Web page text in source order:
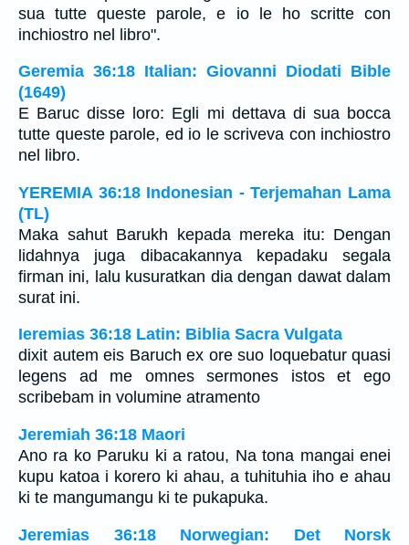
sua tutte queste parole, e io le ho scritte con
inchiostro nel libro".
Geremia 36:18 Italian: Giovanni Diodati Bible
(1649)
E Baruc disse loro: Egli mi dettava di sua bocca
tutte queste parole, ed io le scriveva con inchiostro
nel libro.
YEREMIA 36:18 Indonesian - Terjemahan Lama
(TL)
Maka sahut Barukh kepada mereka itu: Dengan
lidahnya juga dibacakannya kepadaku segala
firman ini, lalu kusuratkan dia dengan dawat dalam
surat ini.
Ieremias 36:18 Latin: Biblia Sacra Vulgata
dixit autem eis Baruch ex ore suo loquebatur quasi
legens ad me omnes sermones istos et ego
scribebam in volumine atramento
Jeremiah 36:18 Maori
Ano ra ko Paruku ki a ratou, Na tona mangai enei
kupu katoa i korero ki ahau, a tuhituhia iho e ahau
ki te mangumangu ki te pukapuka.
Jeremias 36:18 Norwegian: Det Norsk